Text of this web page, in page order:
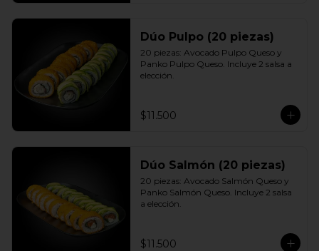
Dúo Pulpo (20 piezas)
20 piezas: Avocado Pulpo Queso y
Panko Pulpo Queso. Incluye 2 salsa a
elección.
$11.500
Dúo Salmón (20 piezas)
20 piezas: Avocado Salmón Queso y
Panko Salmón Queso. Incluye 2 salsa
a elección.
$11.500